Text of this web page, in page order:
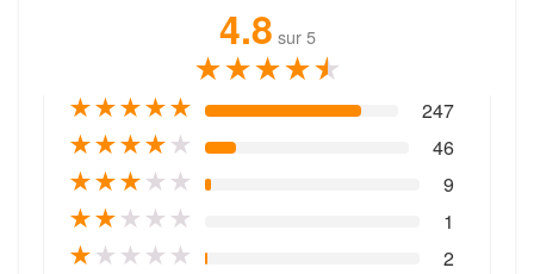
4.8 sur 5
★★★★★
★★★★★ 247
★★★★★ 46
★★★★ ★ 9
★★★ ★ ★ 1
★★ ★ ★ ★ 2